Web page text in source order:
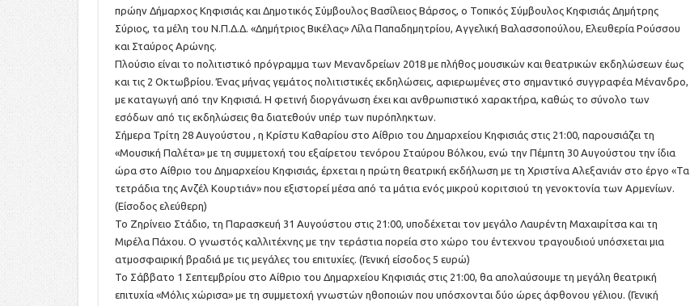
πρώην Δήμαρχος Κηφισιάς και Δημοτικός Σύμβουλος Βασίλειος Βάρσος, ο Τοπικός Σύμβουλος Κηφισιάς Δημήτρης
Σύριος, τα μέλη του Ν.Π.Δ.Δ. «Δημήτριος Βικέλας» Λίλα Παπαδημητρίου, Αγγελική Βαλασσοπούλου, Ελευθερία Ρούσσου
και Σταύρος Αρώνης.
Πλούσιο είναι το πολιτιστικό πρόγραμμα των Μενανδρείων 2018 με πλήθος μουσικών και θεατρικών εκδηλώσεων έως
και τις 2 Οκτωβρίου. Ένας μήνας γεμάτος πολιτιστικές εκδηλώσεις, αφιερωμένες στο σημαντικό συγγραφέα Μένανδρο,
με καταγωγή από την Κηφισιά. Η φετινή διοργάνωση έχει και ανθρωπιστικό χαρακτήρα, καθώς το σύνολο των
εσόδων από τις εκδηλώσεις θα διατεθούν υπέρ των πυρόπληκτων.
Σήμερα Τρίτη 28 Αυγούστου , η Κρίστυ Καθαρίου στο Αίθριο του Δημαρχείου Κηφισιάς στις 21:00, παρουσιάζει τη
«Μουσική Παλέτα» με τη συμμετοχή του εξαίρετου τενόρου Σταύρου Βόλκου, ενώ την Πέμπτη 30 Αυγούστου την ίδια
ώρα στο Αίθριο του Δημαρχείου Κηφισιάς, έρχεται η πρώτη θεατρική εκδήλωση με τη Χριστίνα Αλεξανιάν στο έργο «Τα
τετράδια της Ανζέλ Κουρτιάν» που εξιστορεί μέσα από τα μάτια ενός μικρού κοριτσιού τη γενοκτονία των Αρμενίων.
(Είσοδος ελεύθερη)
Το Ζηρίνειο Στάδιο, τη Παρασκευή 31 Αυγούστου στις 21:00, υποδέχεται τον μεγάλο Λαυρέντη Μαχαιρίτσα και τη
Μιρέλα Πάχου. Ο γνωστός καλλιτέχνης με την τεράστια πορεία στο χώρο του έντεχνου τραγουδιού υπόσχεται μια
ατμοσφαιρική βραδιά με τις μεγάλες του επιτυχίες. (Γενική είσοδος 5 ευρώ)
Το Σάββατο 1 Σεπτεμβρίου στο Αίθριο του Δημαρχείου Κηφισιάς στις 21:00, θα απολαύσουμε τη μεγάλη θεατρική
επιτυχία «Μόλις χώρισα» με τη συμμετοχή γνωστών ηθοποιών που υπόσχονται δύο ώρες άφθονου γέλιου. (Γενική